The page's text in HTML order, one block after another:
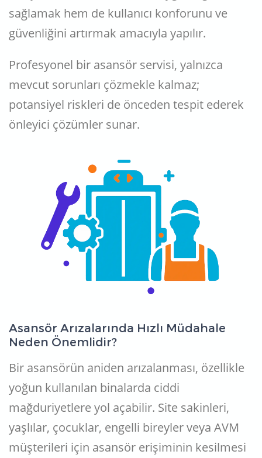
sağlamak hem de kullanıcı konforunu ve
güvenliğini artırmak amacıyla yapılır.
Profesyonel bir asansör servisi, yalnızca
mevcut sorunları çözmekle kalmaz;
potansiyel riskleri de önceden tespit ederek
önleyici çözümler sunar.
Asansör Arızalarında Hızlı Müdahale
Neden Önemlidir?
Bir asansörün aniden arızalanması, özellikle
yoğun kullanılan binalarda ciddi
mağduriyetlere yol açabilir. Site sakinleri,
yaşlılar, çocuklar, engelli bireyler veya AVM
müşterileri için asansör erişiminin kesilmesi